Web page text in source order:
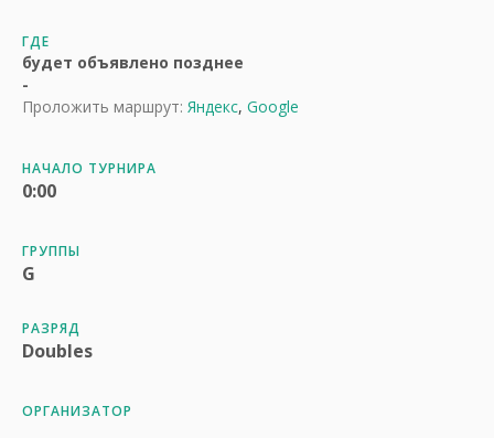
ГДЕ
будет объявлено позднее
-
Проложить маршрут: Яндекс, Google
НАЧАЛО ТУРНИРА
0:00
ГРУППЫ
G
РАЗРЯД
Doubles
ОРГАНИЗАТОР